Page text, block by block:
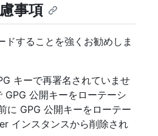
事項
することを強くお勧めしま
キーで再署名されていませ
公開キーをローテーシ
に GPG 公開キーをローテー
インスタンスから削除され